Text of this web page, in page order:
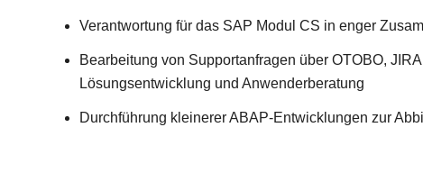
Verantwortung für das SAP Modul CS in enger
Bearbeitung von Supportanfragen über OTOBO,
Lösungsentwicklung und Anwenderberatung
Durchführung kleinerer ABAP-Entwicklungen zur